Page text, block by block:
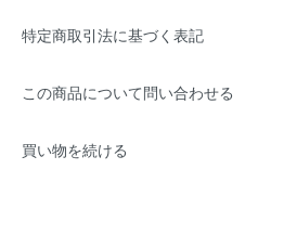
特定商取引法に基づく表記
この商品について問い合わせる
買い物を続ける